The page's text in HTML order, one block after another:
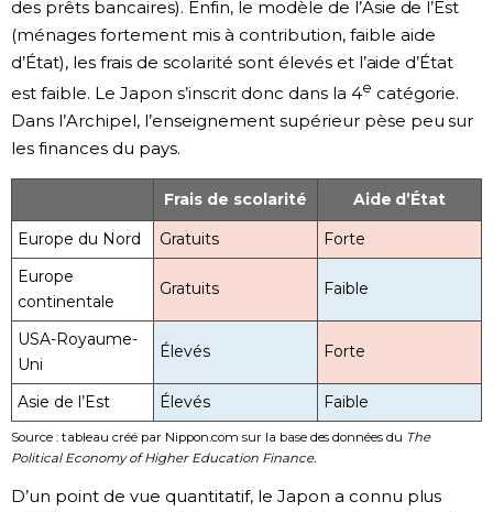
des prêts bancaires). Enfin, le modèle de l’Asie de l’Est
(ménages fortement mis à contribution, faible aide
d’État), les frais de scolarité sont élevés et l’aide d’État
est faible. Le Japon s’inscrit donc dans la 4e catégorie.
Dans l’Archipel, l’enseignement supérieur pèse peu sur
les finances du pays.
Frais de scolarité
Aide d’État
Europe du Nord
Gratuits
Forte
Europe
continentale
Gratuits Faible
USA-Royaume-
Uni
Élevés Forte
Asie de l’Est Élevés Faible
Source : tableau créé par Nippon.com sur la base des données du The
Political Economy of Higher Education Finance.
D’un point de vue quantitatif, le Japon a connu plus